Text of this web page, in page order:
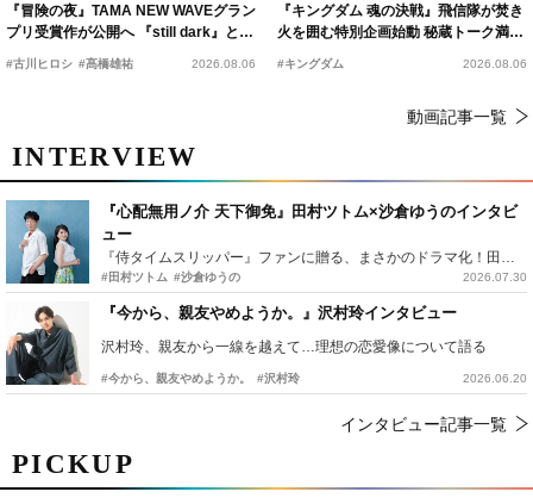
PICKUP
『冒険の夜』TAMA NEW WAVEグラン
プリ受賞作が公開へ 『still dark』と同
時上映決定
#古川ヒロシ #髙橋雄祐 2026.08.06
『キングダム 魂の決戦』飛信隊が焚き
火を囲む特別企画始動 秘蔵トーク満載
の“キングダムキャンプ”開催
#キングダム 2026.08.06
動画記事一覧
INTERVIEW
『心配無用ノ介 天下御免』田村ツトム×沙倉ゆうのインタビ
ュー
#田村ツトム #沙倉ゆうの 2026.07.30
『今から、親友やめようか。』沢村玲インタビュー
沢村玲、親友から一線を越えて…理想の恋愛像について語る
#今から、親友やめようか。 #沢村玲 2026.06.20
インタビュー記事一覧